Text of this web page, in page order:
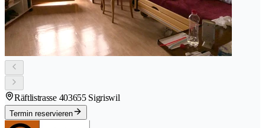
Räftlistrasse 403655 Sigriswil
Termin reservieren